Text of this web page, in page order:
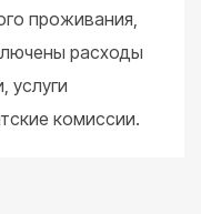
проживания,
расходы
услуги
комиссии.